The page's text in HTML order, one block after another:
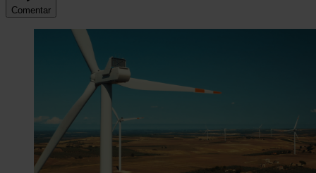
Comentar